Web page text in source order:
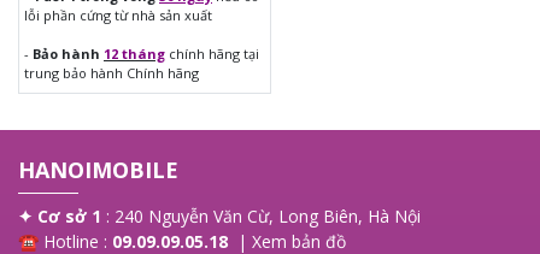
lỗi phần cứng từ nhà sản xuất
- Bảo hành 12 tháng chính hãng tại
trung bảo hành Chính hãng
HANOIMOBILE
✦ Cơ sở 1 : 240 Nguyễn Văn Cừ, Long Biên, Hà Nội
☎ Hotline : 09.09.09.05.18 | Xem bản đồ